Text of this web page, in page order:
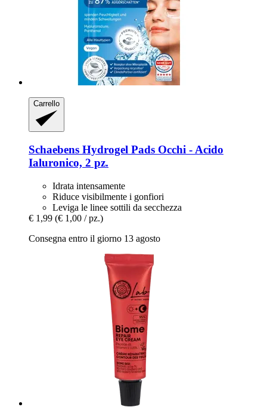
Carrello
Schaebens Hydrogel Pads Occhi -​ Acido
Ialuronico, 2 pz.
Idrata intensamente
Riduce visibilmente i gonfiori
Leviga le linee sottili da secchezza
€ 1,99 (€ 1,00 / pz.)
Consegna entro il giorno 13 agosto